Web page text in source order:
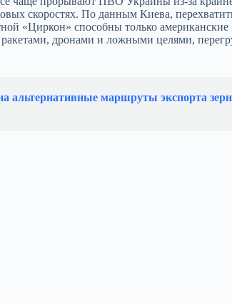
скоростях. По данным Киева,
«Циркон» способны только американские
дронами и ложными целями,
альтернативные маршруты экспорта